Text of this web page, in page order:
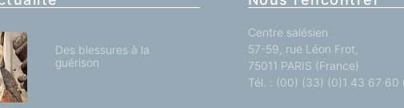
Des blessures à la
guérison
Centre salésien
57-59, rue Léon Frot,
75011 PARIS (France)
Tél. : (00) (33) (0)1 43 67 60